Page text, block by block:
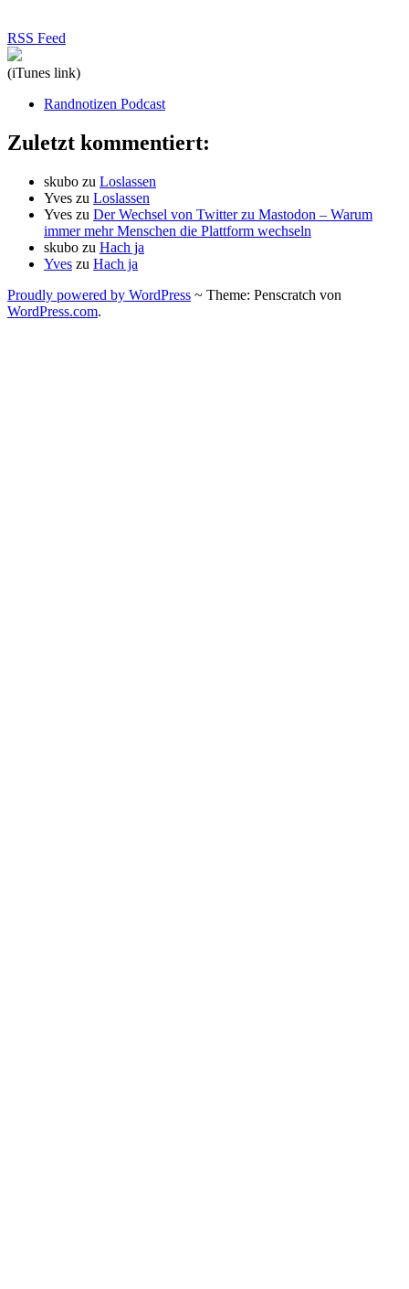
RSS Feed
(iTunes link)
Randnotizen Podcast
Zuletzt kommentiert:
skubo zu Loslassen
Yves zu Loslassen
Yves zu Der Wechsel von Twitter zu Mastodon – Warum
immer mehr Menschen die Plattform wechseln
skubo zu Hach ja
Yves zu Hach ja
Proudly powered by WordPress ~ Theme: Penscratch von
WordPress.com.